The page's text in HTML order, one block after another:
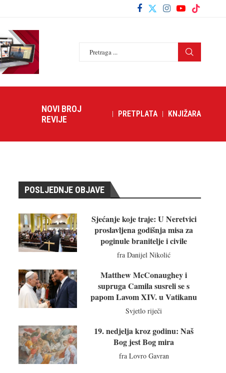
NOVI BROJ
REVIJE
PRETPLATA KNJIŽARA
POSLJEDNJE OBJAVE
Sjećanje koje traje: U Neretvici
proslavljena godišnja misa za
poginule branitelje i civile
fra Danijel Nikolić
Matthew McConaughey i
supruga Camila susreli se s
papom Lavom XIV. u Vatikanu
Svjetlo riječi
19. nedjelja kroz godinu: Naš
Bog jest Bog mira
fra Lovro Gavran